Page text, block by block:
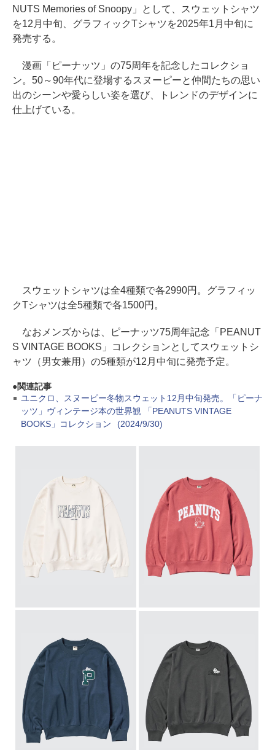
NUTS Memories of Snoopy」として、スウェットシャツ
を12月中旬、グラフィックTシャツを2025年1月中旬に
発売する。
漫画「ピーナッツ」の75周年を記念したコレクショ
ン。50～90年代に登場するスヌーピーと仲間たちの思い
出のシーンや愛らしい姿を選び、トレンドのデザインに
仕上げている。
スウェットシャツは全4種類で各2990円。グラフィッ
クTシャツは全5種類で各1500円。
なおメンズからは、ピーナッツ75周年記念「PEANUT
S VINTAGE BOOKS」コレクションとしてスウェットシ
ャツ（男女兼用）の5種類が12月中旬に発売予定。
関連記事
ユニクロ、スヌーピー冬物スウェット12月中旬発売。「ピーナ
ッツ」ヴィンテージ本の世界観 「PEANUTS VINTAGE
BOOKS」コレクション
(2024/9/30)